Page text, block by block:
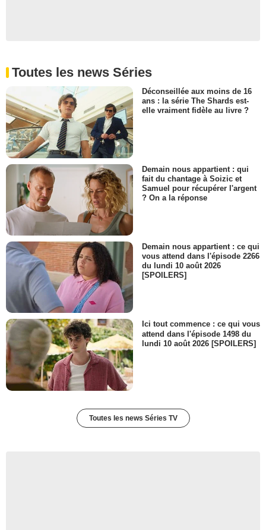
Toutes les news Séries
Déconseillée aux moins de 16
ans : la série The Shards est-
elle vraiment fidèle au livre ?
Demain nous appartient : qui
fait du chantage à Soizic et
Samuel pour récupérer l'argent
? On a la réponse
Demain nous appartient : ce qui
vous attend dans l'épisode 2266
du lundi 10 août 2026
[SPOILERS]
Ici tout commence : ce qui vous
attend dans l'épisode 1498 du
lundi 10 août 2026 [SPOILERS]
Toutes les news Séries TV